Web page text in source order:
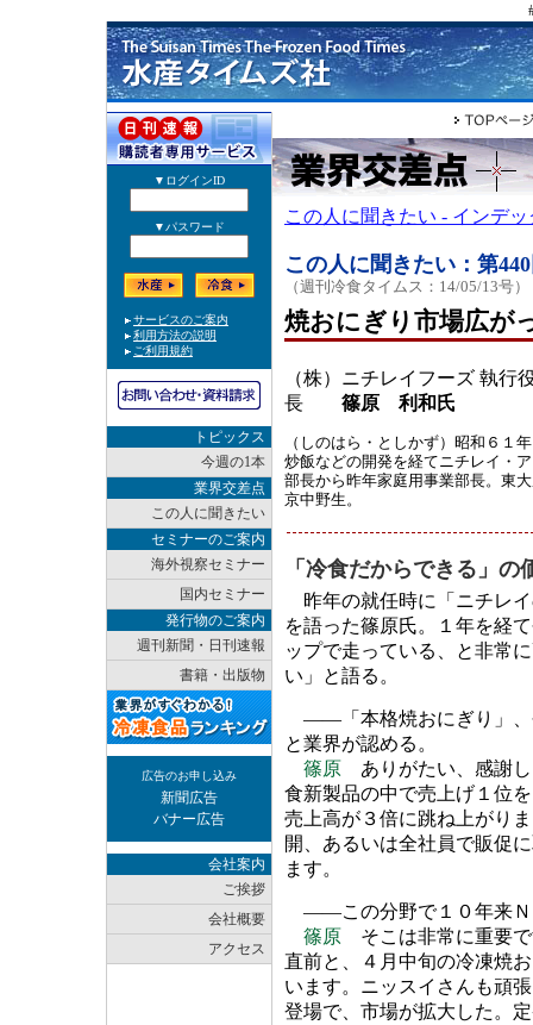
トピックス
今週の1本
業界交差点
この人に聞きたい
セミナーのご案内
海外視察セミナー
国内セミナー
発行物のご案内
週刊新聞・日刊速報
書籍・出版物
広告のお申し込み
新聞広告
バナー広告
会社案内
ご挨拶
会社概要
アクセス
この人に聞きたい - インデ
この人に聞きたい：第
（週刊冷食タイムス：14/05/13号）
焼おにぎり市場広が
（株）ニチレイフーズ 執
長 篠原 利和氏
（しのはら・としかず）昭和６１
炒飯などの開発を経てニチレイ・
部長から昨年家庭用事業部長。東
京中野生。
「冷食だからできる」の
昨年の就任時に「ニチレ
を語った篠原氏。１年を経
ップで走っている、と非常
い」と語る。
――「本格焼おにぎり」、
と業界が認める。
篠原 ありがたい、感謝し
食新製品の中で売上げ１位
売上高が３倍に跳ね上がり
開、あるいは全社員で販促
ます。
――この分野で１０年来Ｎ
篠原 そこは非常に重要で
直前と、４月中旬の冷凍焼
います。ニッスイさんも頑
登場で、市場が拡大した。